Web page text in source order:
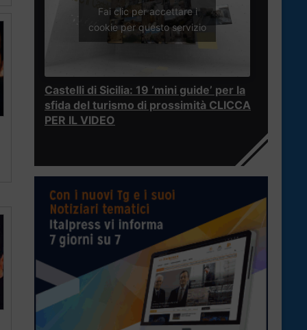
Fai clic per accettare i
cookie per questo servizio
Castelli di Sicilia: 19 ‘mini guide’ per la
sfida del turismo di prossimità CLICCA
PER IL VIDEO